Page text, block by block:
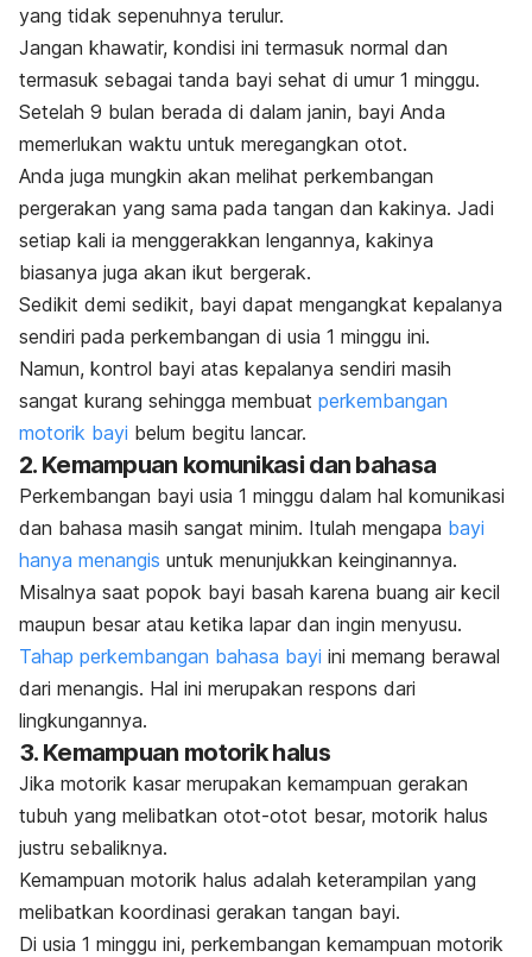
yang tidak sepenuhnya terulur.
Jangan khawatir, kondisi ini termasuk normal dan
termasuk sebagai tanda bayi sehat di umur 1 minggu.
Setelah 9 bulan berada di dalam janin, bayi Anda
memerlukan waktu untuk meregangkan otot.
Anda juga mungkin akan melihat perkembangan
pergerakan yang sama pada tangan dan kakinya. Jadi
setiap kali ia menggerakkan lengannya, kakinya
biasanya juga akan ikut bergerak.
Sedikit demi sedikit, bayi dapat mengangkat kepalanya
sendiri pada perkembangan di usia 1 minggu ini.
Namun, kontrol bayi atas kepalanya sendiri masih
sangat kurang sehingga membuat perkembangan
motorik bayi belum begitu lancar.
2. Kemampuan komunikasi dan bahasa
Perkembangan bayi usia 1 minggu dalam hal komunikasi
dan bahasa masih sangat minim. Itulah mengapa bayi
hanya menangis untuk menunjukkan keinginannya.
Misalnya saat popok bayi basah karena buang air kecil
maupun besar atau ketika lapar dan ingin menyusu.
Tahap perkembangan bahasa bayi ini memang berawal
dari menangis. Hal ini merupakan respons dari
lingkungannya.
3. Kemampuan motorik halus
Jika motorik kasar merupakan kemampuan gerakan
tubuh yang melibatkan otot-otot besar, motorik halus
justru sebaliknya.
Kemampuan motorik halus adalah keterampilan yang
melibatkan koordinasi gerakan tangan bayi.
Di usia 1 minggu ini, perkembangan kemampuan motorik